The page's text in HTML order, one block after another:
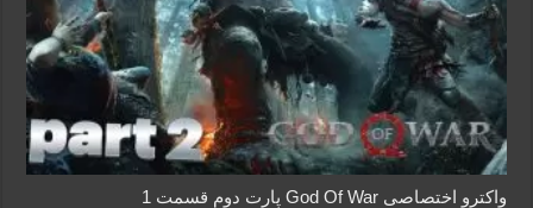
واکترو اختصاصی God Of War پارت دوم قسمت 1